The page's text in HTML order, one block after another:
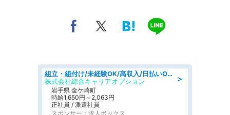
＞
組立・組付け/未経験OK/高収入/日払いOK/交替制/20・30・40代活躍中
株式会社綜合キャリアオプション
岩手県 金ケ崎町
時給1,650円～2,063円
正社員 / 派遣社員
スポンサー：求人ボックス